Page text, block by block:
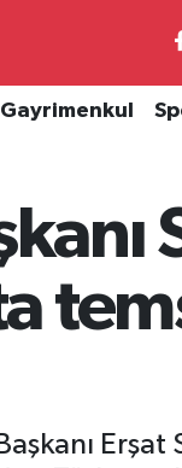
Gayrimenkul
Erşat